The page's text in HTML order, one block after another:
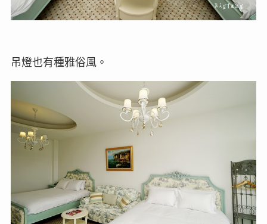
吊燈也有種雅俗風。